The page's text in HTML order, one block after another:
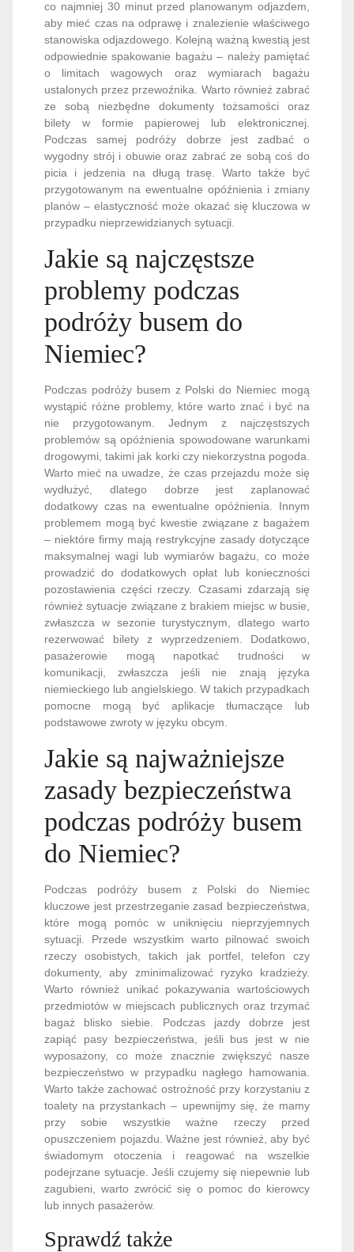
co najmniej 30 minut przed planowanym odjazdem,
aby mieć czas na odprawę i znalezienie właściwego
stanowiska odjazdowego. Kolejną ważną kwestią jest
odpowiednie spakowanie bagażu – należy pamiętać
o limitach wagowych oraz wymiarach bagażu
ustalonych przez przewoźnika. Warto również zabrać
ze sobą niezbędne dokumenty tożsamości oraz
bilety w formie papierowej lub elektronicznej.
Podczas samej podróży dobrze jest zadbać o
wygodny strój i obuwie oraz zabrać ze sobą coś do
picia i jedzenia na długą trasę. Warto także być
przygotowanym na ewentualne opóźnienia i zmiany
planów – elastyczność może okazać się kluczowa w
przypadku nieprzewidzianych sytuacji.
Jakie są najczęstsze
problemy podczas
podróży busem do
Niemiec?
Podczas podróży busem z Polski do Niemiec mogą
wystąpić różne problemy, które warto znać i być na
nie przygotowanym. Jednym z najczęstszych
problemów są opóźnienia spowodowane warunkami
drogowymi, takimi jak korki czy niekorzystna pogoda.
Warto mieć na uwadze, że czas przejazdu może się
wydłużyć, dlatego dobrze jest zaplanować
dodatkowy czas na ewentualne opóźnienia. Innym
problemem mogą być kwestie związane z bagażem
– niektóre firmy mają restrykcyjne zasady dotyczące
maksymalnej wagi lub wymiarów bagażu, co może
prowadzić do dodatkowych opłat lub konieczności
pozostawienia części rzeczy. Czasami zdarzają się
również sytuacje związane z brakiem miejsc w busie,
zwłaszcza w sezonie turystycznym, dlatego warto
rezerwować bilety z wyprzedzeniem. Dodatkowo,
pasażerowie mogą napotkać trudności w
komunikacji, zwłaszcza jeśli nie znają języka
niemieckiego lub angielskiego. W takich przypadkach
pomocne mogą być aplikacje tłumaczące lub
podstawowe zwroty w języku obcym.
Jakie są najważniejsze
zasady bezpieczeństwa
podczas podróży busem
do Niemiec?
Podczas podróży busem z Polski do Niemiec
kluczowe jest przestrzeganie zasad bezpieczeństwa,
które mogą pomóc w uniknięciu nieprzyjemnych
sytuacji. Przede wszystkim warto pilnować swoich
rzeczy osobistych, takich jak portfel, telefon czy
dokumenty, aby zminimalizować ryzyko kradzieży.
Warto również unikać pokazywania wartościowych
przedmiotów w miejscach publicznych oraz trzymać
bagaż blisko siebie. Podczas jazdy dobrze jest
zapiąć pasy bezpieczeństwa, jeśli bus jest w nie
wyposażony, co może znacznie zwiększyć nasze
bezpieczeństwo w przypadku nagłego hamowania.
Warto także zachować ostrożność przy korzystaniu z
toalety na przystankach – upewnijmy się, że mamy
przy sobie wszystkie ważne rzeczy przed
opuszczeniem pojazdu. Ważne jest również, aby być
świadomym otoczenia i reagować na wszelkie
podejrzane sytuacje. Jeśli czujemy się niepewnie lub
zagubieni, warto zwrócić się o pomoc do kierowcy
lub innych pasażerów.
Sprawdź także